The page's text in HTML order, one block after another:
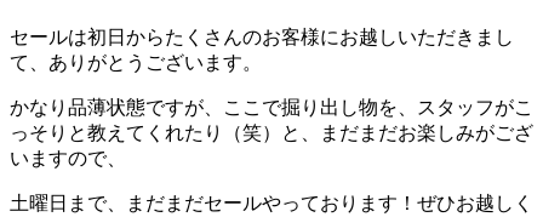
セールは初日からたくさんのお客様にお越しいただきまし
て、ありがとうございます。
かなり品薄状態ですが、ここで掘り出し物を、スタッフがこ
っそりと教えてくれたり（笑）と、まだまだお楽しみがござ
いますので、
土曜日まで、まだまだセールやっております！ぜひお越しく